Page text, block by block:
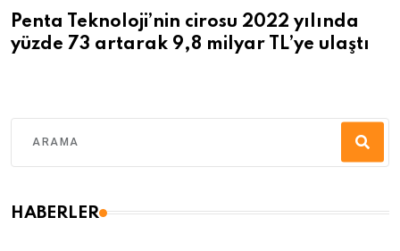
Penta Teknoloji’nin cirosu 2022 yılında
yüzde 73 artarak 9,8 milyar TL’ye ulaştı
HABERLER